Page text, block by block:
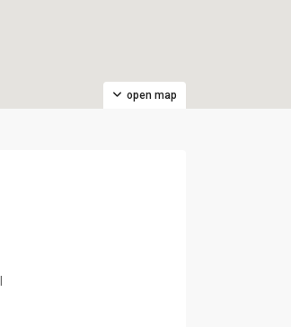
open map